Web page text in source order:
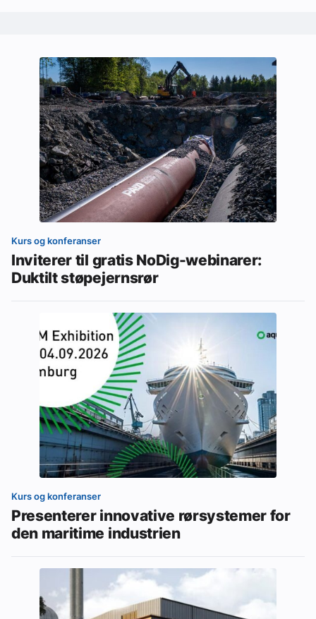
Kurs og konferanser
Inviterer til gratis NoDig-webinarer:
Duktilt støpejernsrør
Kurs og konferanser
Presenterer innovative rørsystemer for
den maritime industrien